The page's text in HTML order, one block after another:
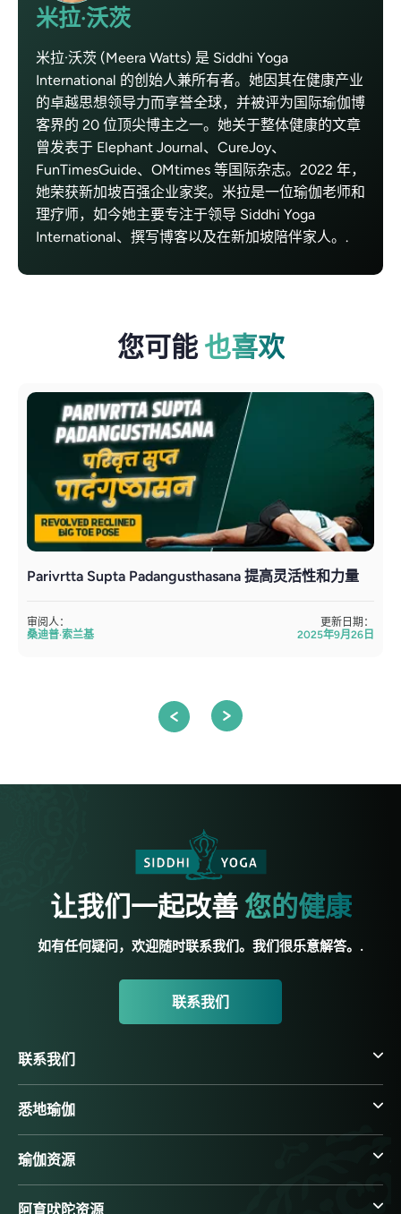
米拉·沃茨
米拉·沃茨 (Meera Watts) 是 Siddhi Yoga
International 的创始人兼所有者。她因其在健康产业
的卓越思想领导力而享誉全球，并被评为国际瑜伽博
客界的 20 位顶尖博主之一。她关于整体健康的文章
曾发表于 Elephant Journal、CureJoy、
FunTimesGuide、OMtimes 等国际杂志。2022 年，
她荣获新加坡百强企业家奖。米拉是一位瑜伽老师和
理疗师，如今她主要专注于领导 Siddhi Yoga
International、撰写博客以及在新加坡陪伴家人。.
您可能 也喜欢
Parivrtta Supta Padangusthasana 提高灵活性和力量
审阅人：
桑迪普·索兰基
更新日期：
2025年9月26日
让我们一起改善 您的健康
如有任何疑问，欢迎随时联系我们。我们很乐意解答。.
联系我们
联系我们
悉地瑜伽
瑜伽资源
阿育吠陀资源